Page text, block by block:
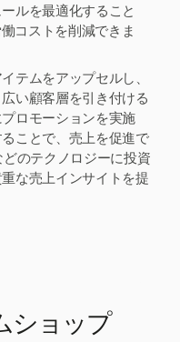
ルを最適化すること
コストを削減できま
テムをアップセルし、
い顧客層を引き付ける
ロモーションを実施
ことで、売上を促進で
のテクノロジーに投資
な売上インサイトを提
ショップ